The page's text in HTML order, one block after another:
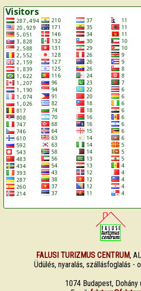
FALUSI TURIZMUS CENTRUM,
Üdülés, nyaralás, szállásfoglalás -
1074 Budapest, Dohány